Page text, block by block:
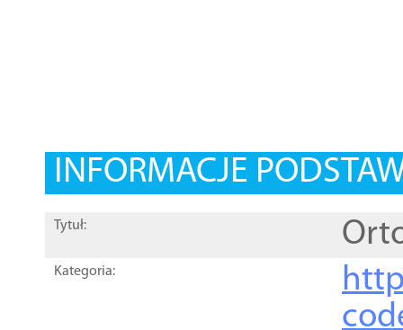
INFORMACJE
Tytuł:
Kategoria: